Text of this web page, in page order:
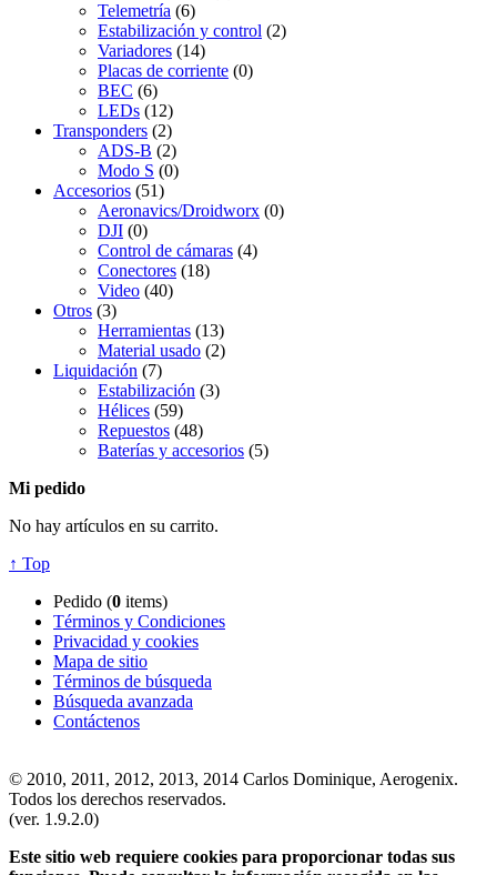
Telemetría (6)
Estabilización y control (2)
Variadores (14)
Placas de corriente (0)
BEC (6)
LEDs (12)
Transponders (2)
ADS-B (2)
Modo S (0)
Accesorios (51)
Aeronavics/Droidworx (0)
DJI (0)
Control de cámaras (4)
Conectores (18)
Video (40)
Otros (3)
Herramientas (13)
Material usado (2)
Liquidación (7)
Estabilización (3)
Hélices (59)
Repuestos (48)
Baterías y accesorios (5)
Mi pedido
No hay artículos en su carrito.
↑ Top
Pedido (0 items)
Términos y Condiciones
Privacidad y cookies
Mapa de sitio
Términos de búsqueda
Búsqueda avanzada
Contáctenos
© 2010, 2011, 2012, 2013, 2014 Carlos Dominique, Aerogenix.
Todos los derechos reservados.
(ver. 1.9.2.0)
Este sitio web requiere cookies para proporcionar todas sus